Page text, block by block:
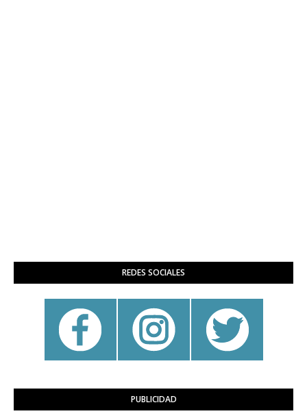
REDES SOCIALES
PUBLICIDAD